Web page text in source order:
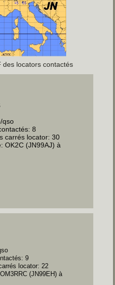
des locators contactés
qso
8
carrés locator: 30
OK2C (JN99AJ) à
9
locator: 22
(JN99EH) à